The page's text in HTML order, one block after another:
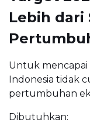
Lebih dari
Untuk
Indonesia tidak
pertumbuhan
Dibutuhkan: